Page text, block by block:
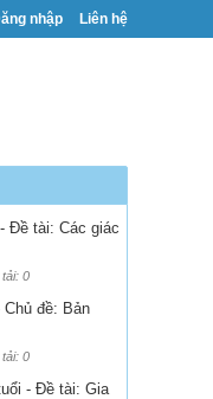
nhập Liên hệ
Đề tài: Các giác
0
đề: Bản
0
- Đề tài: Gia